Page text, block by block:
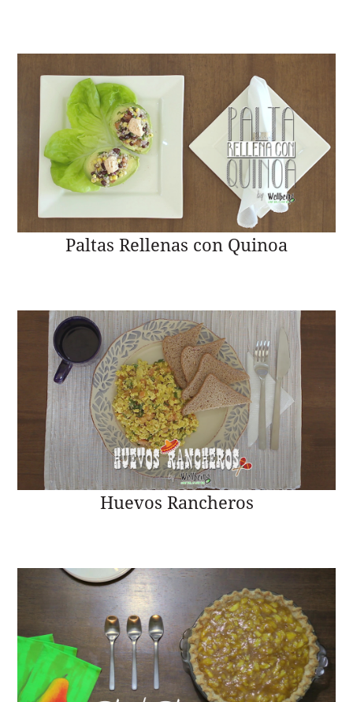
Paltas Rellenas con Quinoa
Huevos Rancheros